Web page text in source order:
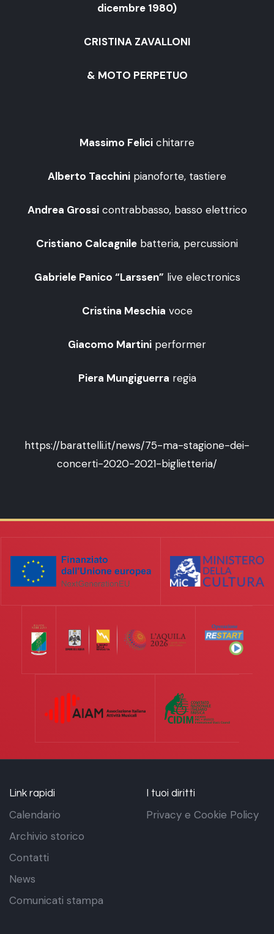
dicembre 1980)
CRISTINA ZAVALLONI
& MOTO PERPETUO
Massimo Felici chitarre
Alberto Tacchini pianoforte, tastiere
Andrea Grossicontrabbasso, basso elettrico
Cristiano Calcagnile batteria, percussioni
Gabriele Panico “Larssen” live electronics
Cristina Meschia voce
Giacomo Martini performer
Piera Mungiguerra regia
https://barattelli.it/news/75-ma-stagione-dei-
concerti-2020-2021-biglietteria/
Link rapidi
Calendario
Archivio storico
Contatti
News
Comunicati stampa
I tuoi diritti
Privacy e Cookie Policy